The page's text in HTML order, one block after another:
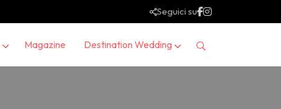
Seguici su
Magazine Destination Wedding